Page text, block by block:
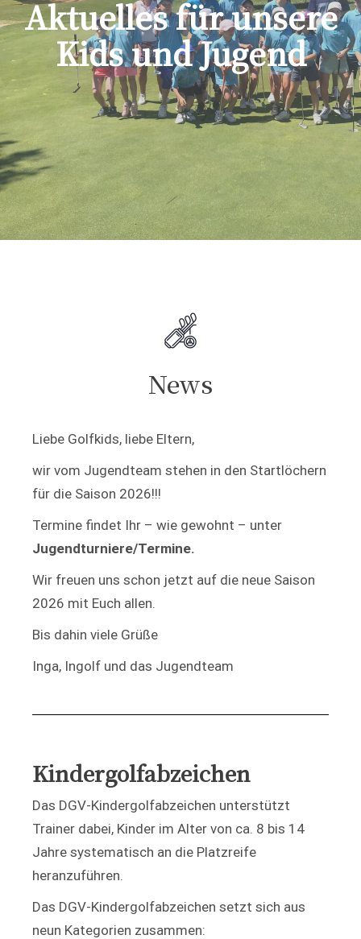
Aktuelles für unsere
Kids und Jugend
News
Liebe Golfkids, liebe Eltern,
wir vom Jugendteam stehen in den Startlöchern
für die Saison 2026!!!
Termine findet Ihr – wie gewohnt – unter
Jugendturniere/Termine.
Wir freuen uns schon jetzt auf die neue Saison
2026 mit Euch allen.
Bis dahin viele Grüße
Inga, Ingolf und das Jugendteam
Kindergolfabzeichen
Das DGV-Kindergolfabzeichen unterstützt
Trainer dabei, Kinder im Alter von ca. 8 bis 14
Jahre systematisch an die Platzreife
heranzuführen.
Das DGV-Kindergolfabzeichen setzt sich aus
neun Kategorien zusammen: